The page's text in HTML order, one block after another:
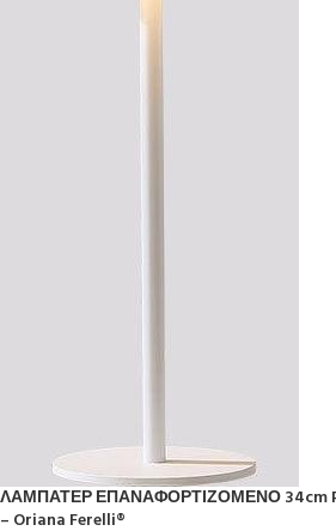
ΛΑΜΠΑΤΕΡ ΕΠΑΝΑΦΟΡΤΙΖΟΜΕΝΟ 34cm
– Oriana Ferelli®